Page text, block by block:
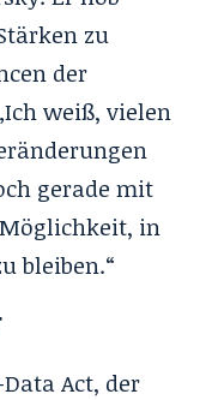
zu
der
weiß, vielen
gerade mit
in
bleiben.“
Act, der